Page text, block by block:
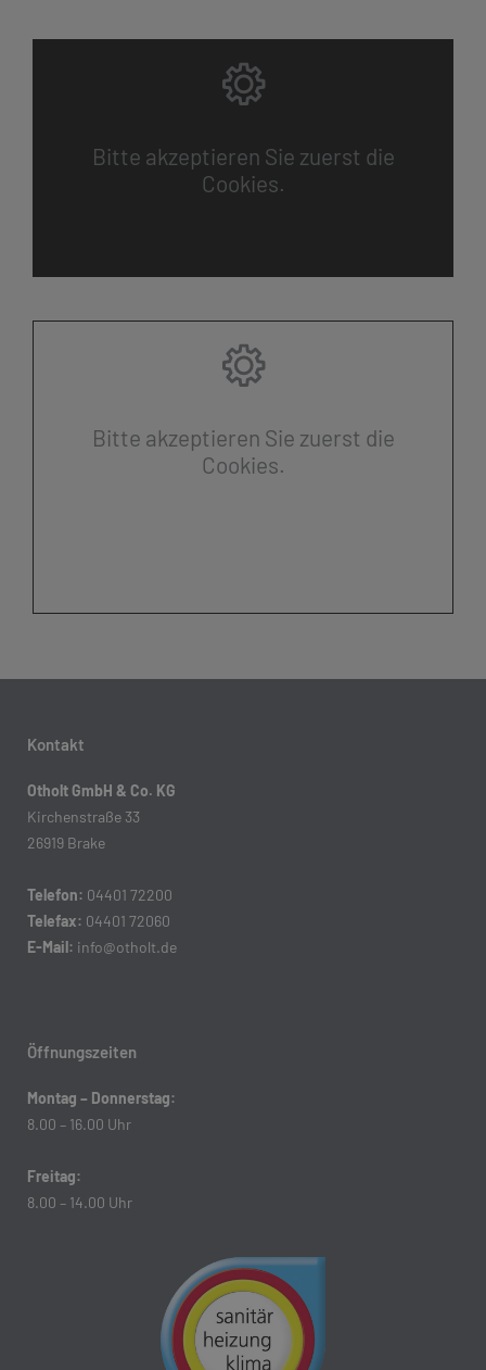
Bitte akzeptieren Sie zuerst die
Cookies.
Bitte akzeptieren Sie zuerst die
Cookies.
Kontakt
Otholt GmbH & Co. KG
Kirchenstraße 33
26919 Brake
Telefon: 04401 72200
Telefax: 04401 72060
E-Mail: info@otholt.de
Öffnungszeiten
Montag – Donnerstag:
8.00 – 16.00 Uhr
Freitag:
8.00 – 14.00 Uhr